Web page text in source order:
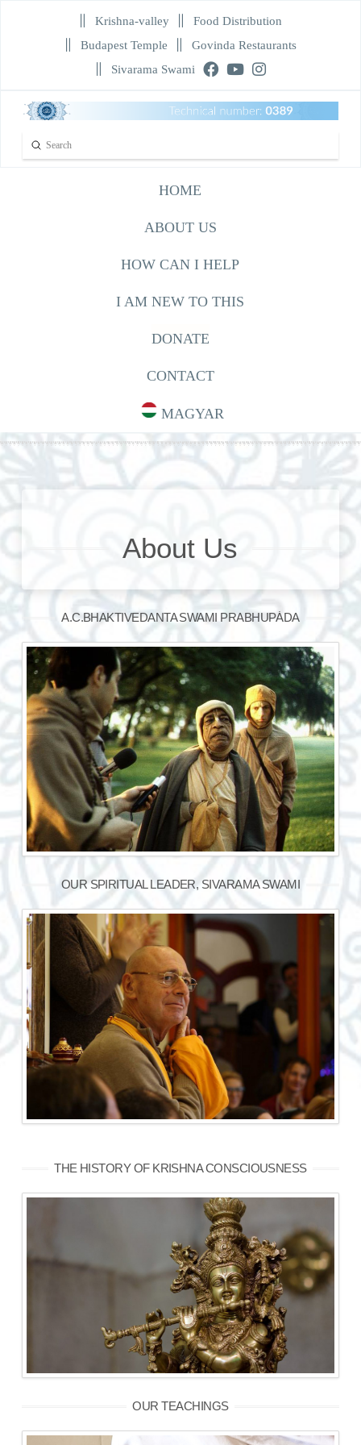
Krishna-valley
Food Distribution
Budapest Temple
Govinda Restaurants
Sivarama Swami
Search
Submit
HOME
ABOUT US
HOW CAN I HELP
I AM NEW TO THIS
DONATE
CONTACT
MAGYAR
About Us
A.C.BHAKTIVEDANTA SWAMI PRABHUPÁDA
OUR SPIRITUAL LEADER, SIVARAMA SWAMI
THE HISTORY OF KRISHNA CONSCIOUSNESS
OUR TEACHINGS